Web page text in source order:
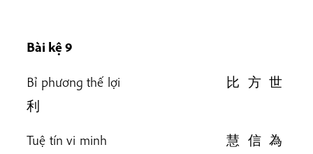
Bài kệ 9
Bỉ phương thế lợi 比 方 世
利
Tuệ tín vi minh 慧 信 為